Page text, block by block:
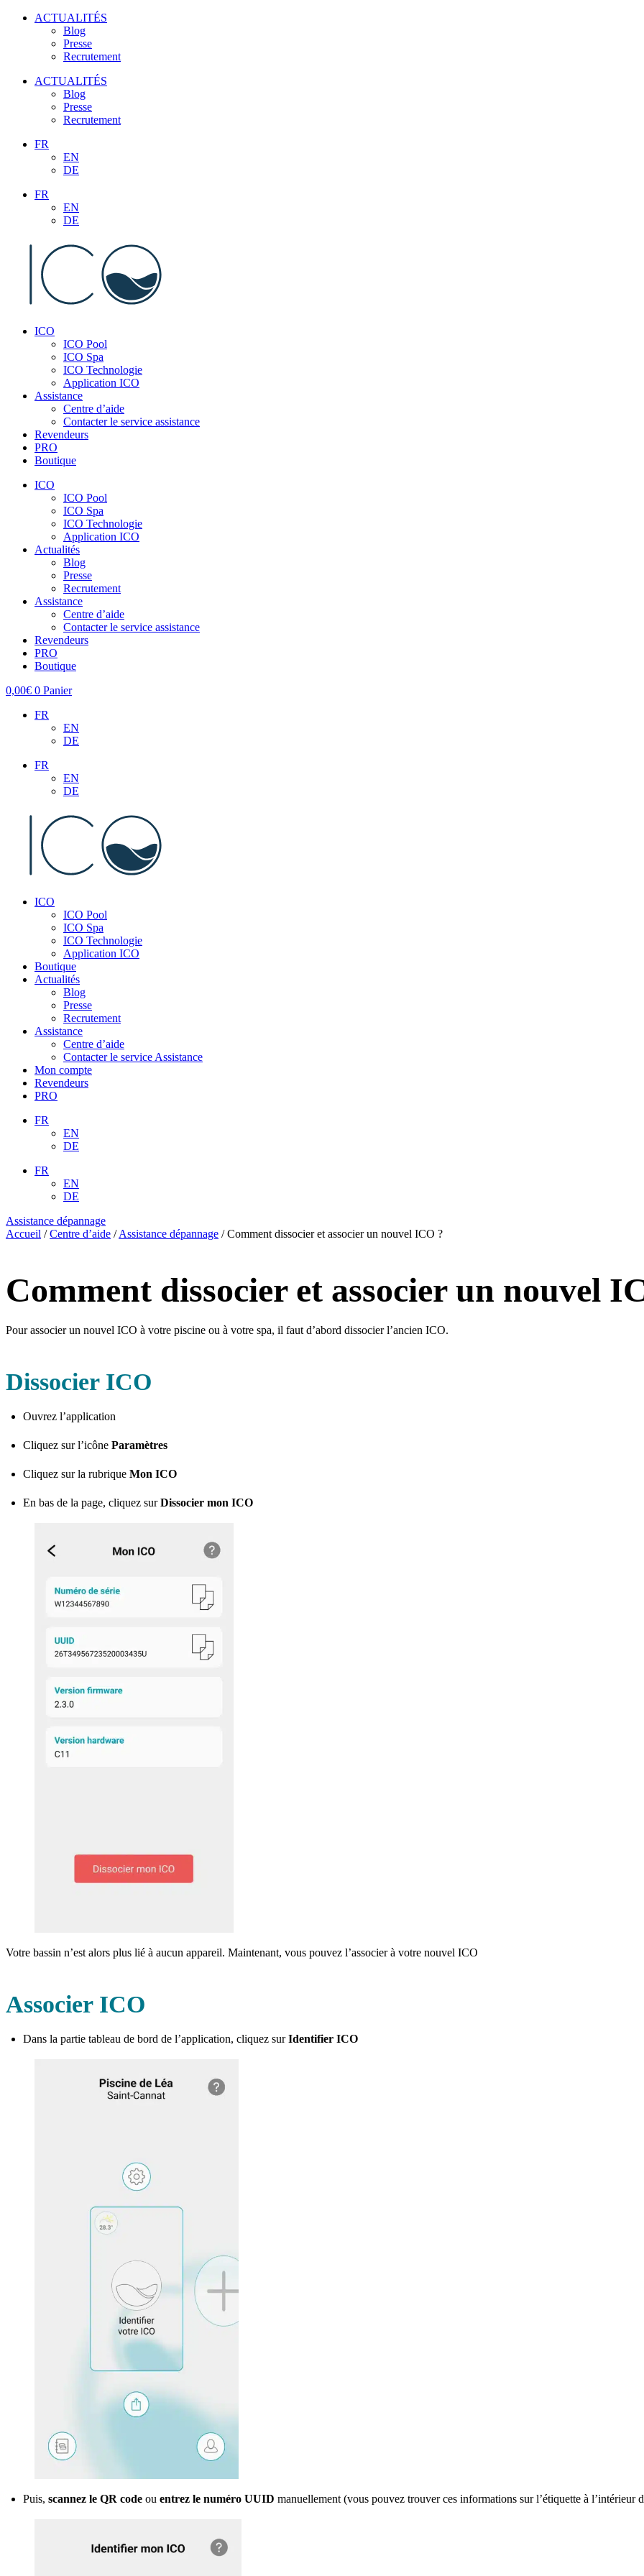
Aller
ACTUALITÉS
Blog
Presse
Recrutement
ACTUALITÉS
Blog
Presse
Recrutement
FR
EN
DE
FR
EN
DE
ICO
ICO Pool
ICO Spa
ICO Technologie
Application ICO
Assistance
Centre d’aide
Contacter le service assistance
Revendeurs
PRO
Boutique
ICO
ICO Pool
ICO Spa
ICO Technologie
Application ICO
Actualités
Blog
Presse
Recrutement
Assistance
Centre d’aide
Contacter le service assistance
Revendeurs
PRO
Boutique
0,00€ 0 Panier
FR
EN
DE
FR
EN
DE
ICO
ICO Pool
ICO Spa
ICO Technologie
Application ICO
Boutique
Actualités
Blog
Presse
Recrutement
Assistance
Centre d’aide
Contacter le service Assistance
Mon compte
Revendeurs
PRO
FR
EN
DE
FR
EN
DE
Assistance dépannage
Accueil /Centre d’aide /Assistance dépannage /Comment dissocier et associer un nouvel ICO ?
Comment dissocier et associer un nouvel
Pour associer un nouvel ICO à votre piscine ou à votre spa, il faut d’abord dissocier l’ancien ICO.
Dissocier ICO
Ouvrez l’application
Cliquez sur l’icône Paramètres
Cliquez sur la rubrique Mon ICO
En bas de la page, cliquez surDissocier mon ICO
Votre bassin n’est alors plus lié à aucun appareil. Maintenant, vous pouvez l’associer à votre nouvel ICO
Associer ICO
Dans la partie tableau de bord de l’application, cliquez surIdentifier ICO
Puis, scannez le QR code ou entrez le numéro UUID manuellement (vous pouvez trouver ces informations sur l’étiquette à l’intérieur